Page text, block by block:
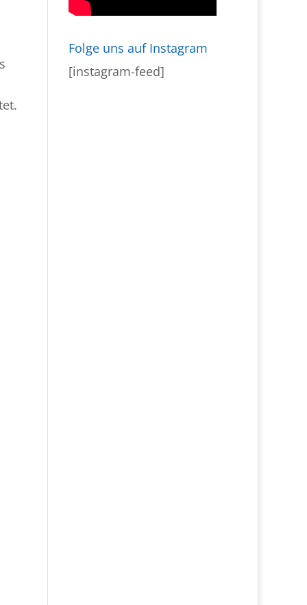
Folge uns auf Instagram
[instagram-feed]